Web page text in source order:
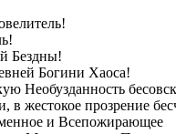
Бездны!
Богини Хаоса!
Необузданность
в жестокое прозрение
и Всепожирающее